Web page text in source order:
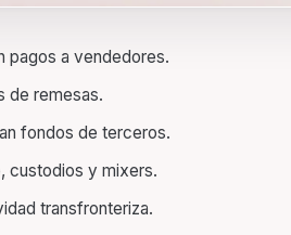
pagos a vendedores.
de remesas.
fondos de terceros.
custodios y mixers.
transfronteriza.